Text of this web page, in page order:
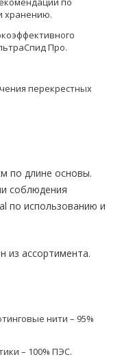
хранению.
Про.
перекрестных
по длине основы.
соблюдения
по использованию и
из ассортимента.
нити – 95%
– 100% ПЭС.